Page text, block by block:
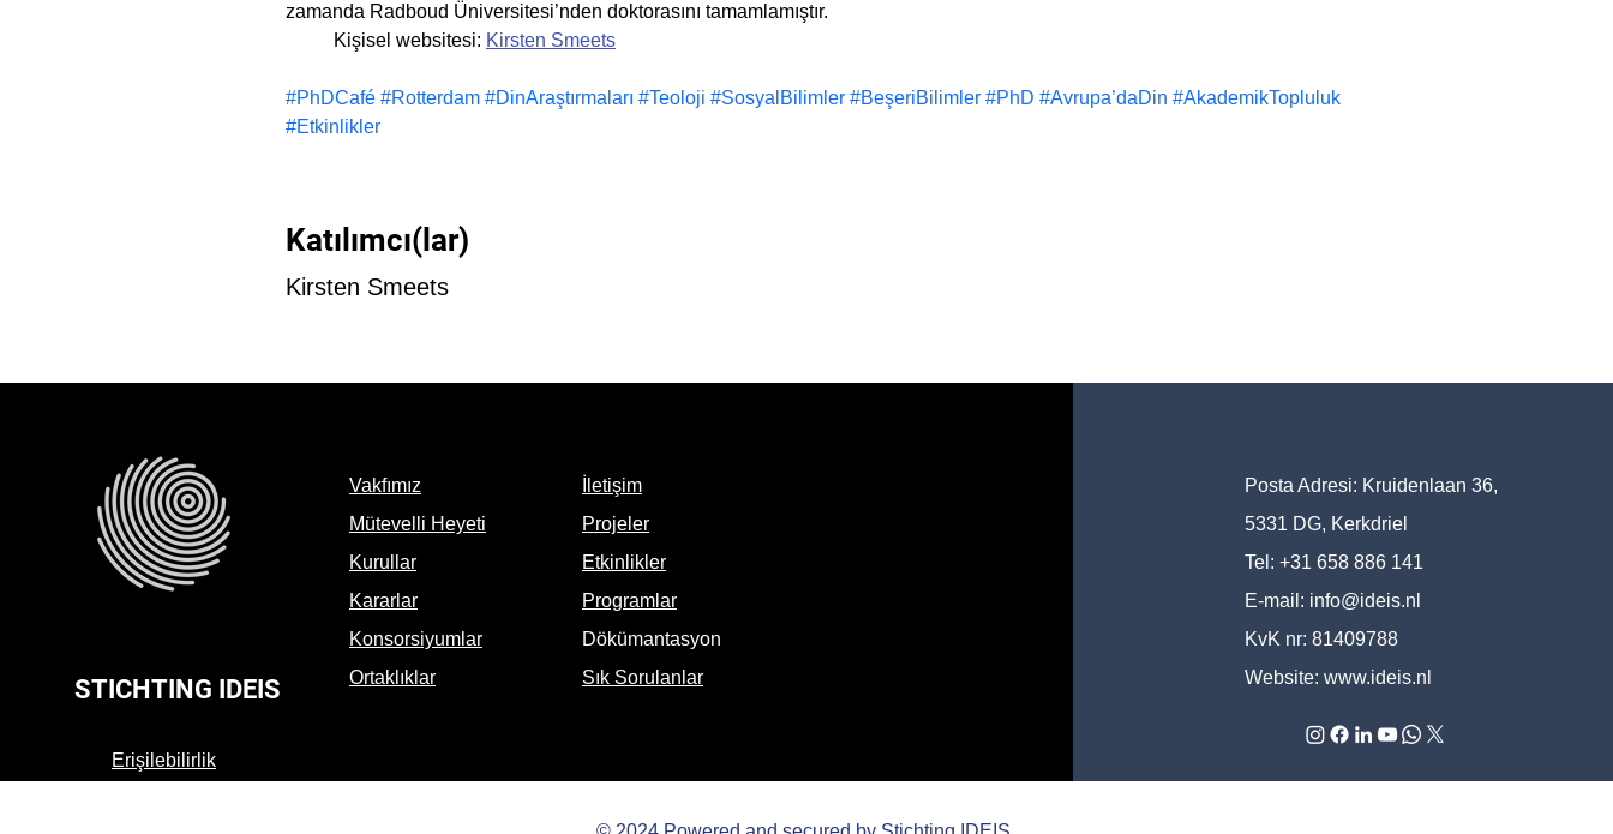
zamanda Radboud Üniversitesi’nden doktorasını tamamlamıştır.
	Kişisel websitesi:
Kirsten Smeets
#PhDCafé #Rotterdam #DinAraştırmaları #Teoloji #SosyalBilimler #BeşeriBilimler #PhD #Avrupa’daDin #AkademikTopluluk
#Etkinlikler
Katılımcı(lar)
Kirsten Smeets
STICHTING IDEIS
Vakfımız
Mütevelli Heyeti
Kurullar
Kararlar
Konsorsiyumlar
Ortaklıklar
İletişim
Projeler
Etkinlikler
Programlar
Dökümantasyon
Sık Sorulanlar
Erişilebilirlik
Posta Adresi: Kruidenlaan 36,
5331 DG, Kerkdriel
Tel: +31 658 886 141
E-mail: info@ideis.nl
KvK nr: 81409788
Website: www.ideis.nl